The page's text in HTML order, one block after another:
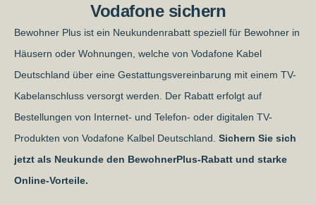
Vodafone sichern
Bewohner Plus ist ein Neukundenrabatt speziell für Bewohner in
Häusern oder Wohnungen, welche von Vodafone Kabel
Deutschland über eine Gestattungsvereinbarung mit einem TV-
Kabelanschluss versorgt werden. Der Rabatt erfolgt auf
Bestellungen von Internet- und Telefon- oder digitalen TV-
Produkten von Vodafone Kalbel Deutschland. Sichern Sie sich
jetzt als Neukunde den BewohnerPlus-Rabatt und starke
Online-Vorteile.